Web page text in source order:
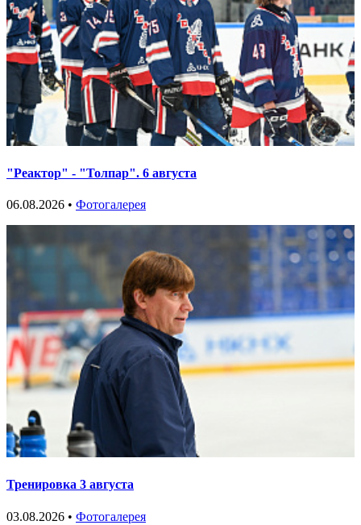
"Реактор" - "Толпар". 6 августа
06.08.2026 • Фотогалерея
Тренировка 3 августа
03.08.2026 • Фотогалерея